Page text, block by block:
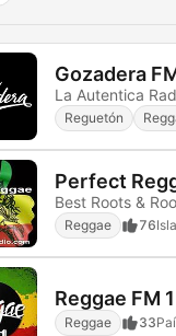
Gozadera
La Autentica
Reguetón
Perfect
Best Roots &
Reggae 76
Reggae FM 1
Reggae 33